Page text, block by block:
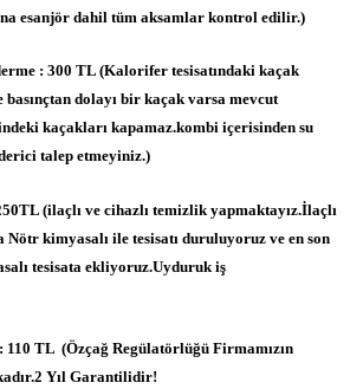
esanjör dahil tüm aksamlar kontrol edilir.)
: 300 TL (Kalorifer tesisatındaki kaçak
dolayı bir kaçak varsa mevcut
kaçakları kapamaz.kombi içerisinden su
talep etmeyiniz.)
(ilaçlı ve cihazlı temizlik yapmaktayız.İlaçlı
kimyasalı ile tesisatı duruluyoruz ve en son
tesisata ekliyoruz.Uyduruk iş
TL (Özçağ Regülatörlüğü Firmamızın
Yıl Garantilidir!